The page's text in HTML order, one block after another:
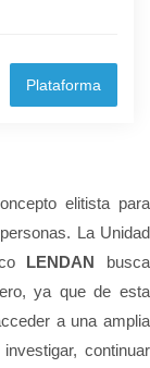
Plataforma
elitista para
La Unidad
LENDAN busca
ya que de esta
a una amplia
continuar